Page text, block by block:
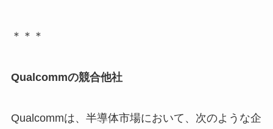
＊＊＊
Qualcommの競合他社
Qualcommは、半導体市場において、次のような企